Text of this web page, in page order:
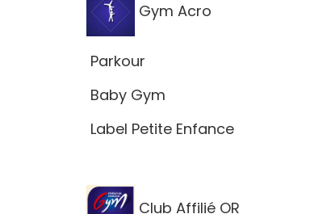
Gym Acro
Parkour
Baby Gym
Label Petite Enfance
Club Affilié OR